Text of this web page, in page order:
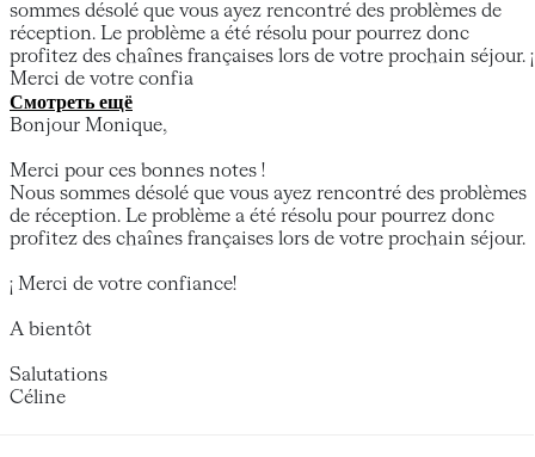
sommes désolé que vous ayez rencontré des problèmes de
réception. Le problème a été résolu pour pourrez donc
profitez des chaînes françaises lors de votre prochain séjour. ¡
Merci de votre confia
Смотреть ещё
Bonjour Monique,
Merci pour ces bonnes notes !
Nous sommes désolé que vous ayez rencontré des problèmes
de réception. Le problème a été résolu pour pourrez donc
profitez des chaînes françaises lors de votre prochain séjour.
¡ Merci de votre confiance!
A bientôt
Salutations
Céline